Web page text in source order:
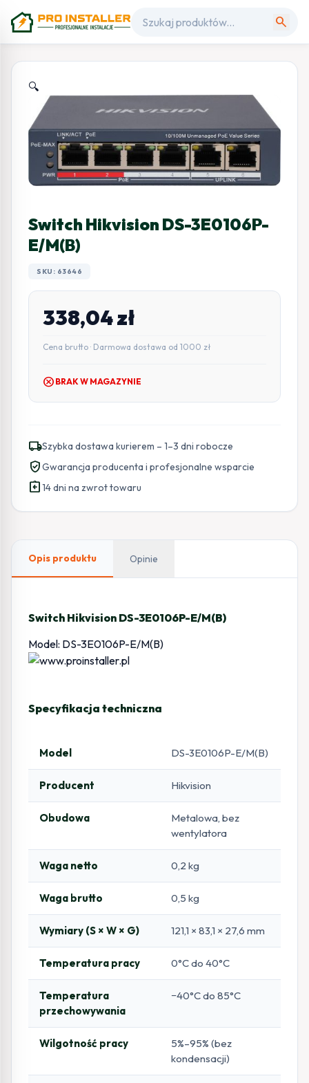
search
🔍
Switch Hikvision DS-3E0106P-
E/M(B)
SKU: 63646
338,04zł
Cena brutto · Darmowa dostawa od 1000 zł
cancel BRAK W MAGAZYNIE
local_shippingSzybka dostawa kurierem – 1–3 dni robocze
verified_userGwarancja producenta i profesjonalne wsparcie
assignment_return14 dni na zwrot towaru
Opis produktu Opinie
Switch Hikvision DS-3E0106P-E/M(B)
Model: DS-3E0106P-E/M(B)
Specyfikacja techniczna
Model DS-3E0106P-E/M(B)
Producent Hikvision
Obudowa
Metalowa, bez
wentylatora
Waga netto 0,2 kg
Waga brutto 0,5 kg
Wymiary (S × W × G) 121,1 × 83,1 × 27,6 mm
Temperatura pracy 0°C do 40°C
Temperatura
przechowywania
−40°C do 85°C
Wilgotność pracy
5%–95% (bez
kondensacji)